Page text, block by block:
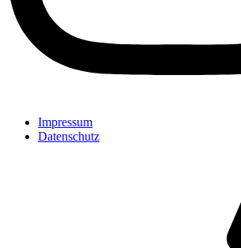
Impressum
Datenschutz